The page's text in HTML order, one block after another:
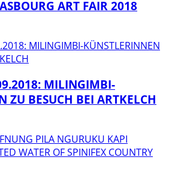
ART FAIR 2018
MILINGIMBI-
ZU BESUCH BEI ARTKELCH